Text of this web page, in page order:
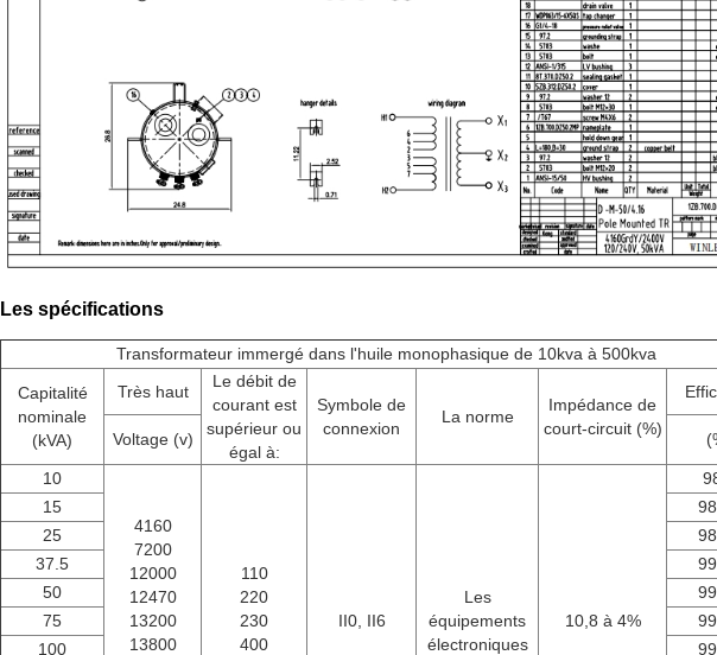
Les spécifications
Transformateur immergé dans l'huile monophasique de 10kva à 500kva
Capitalité
nominale
(kVA)
Très haut
Le débit de
courant est
supérieur ou
égal à:
Symbole de
connexion
La norme
Impédance de
court-circuit (%)
Voltage (v) (
10
4160
7200
12000
12470
13200
13800
110
220
230
400
II0, II6
Les
équipements
électroniques
10,8 à 4%
15
25
37.5
50
75
100